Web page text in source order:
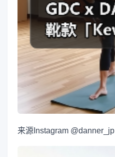
来源 Instagram @danner_jp